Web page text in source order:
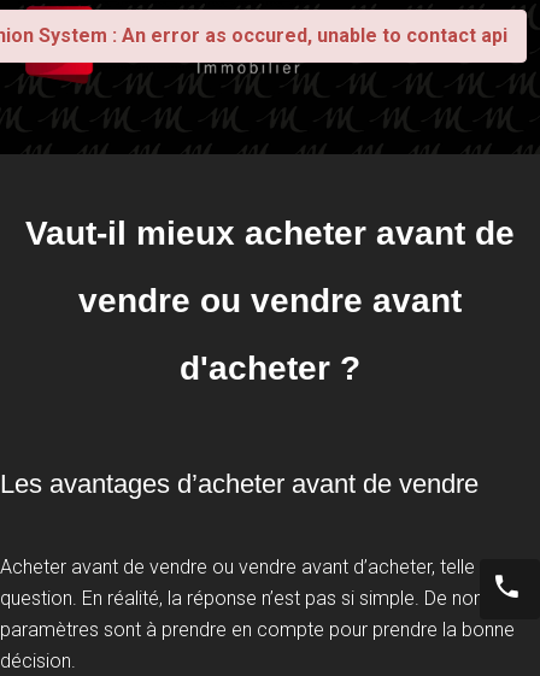
Vaut-il mieux acheter avant de
vendre ou vendre avant
d'acheter ?
Les avantages d’acheter avant de vendre
Acheter avant de vendre ou vendre avant d’acheter, telle est la
question. En réalité, la réponse n’est pas si simple. De nombreux
paramètres sont à prendre en compte pour prendre la bonne
décision.
System : An error as occured, unable to contact api